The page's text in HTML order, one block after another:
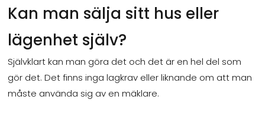
Kan man sälja sitt hus eller
lägenhet själv?
Självklart kan man göra det och det är en hel del som
gör det. Det finns inga lagkrav eller liknande om att man
måste använda sig av en mäklare.